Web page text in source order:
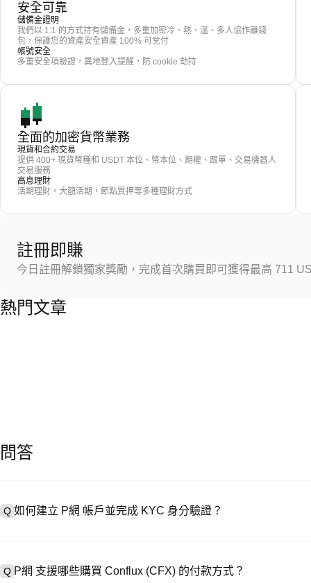
安全可靠
儲備金證明
我們以 1:1 的方式持有儲備金，多重加密冷、熱、溫、多人協作離錢
包，保護您的資產安全資產 100% 可兌付
帳號安全
多重安全項驗證，異地登入提醒，防 cookie 劫持
全面的加密貨幣業務
現貨和合約交易
提供 400+ 現貨幣種和 USDT 本位、幣本位、期權、跟單、交易機器人
交易服務
高息理財
活期理財，大額活期，節點質押等多種理財方式
註冊即賺
今日註冊解鎖獨家獎勵，完成首次購買即可獲得最高 711
熱門文章
問答
Q 如何建立 P網 帳戶並完成 KYC 身分驗證？
Q P網 支援哪些購買 Conflux (CFX) 的付款方式？